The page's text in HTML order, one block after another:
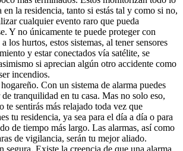
en la residencia, tanto si estás tal y como si no,
cualquier evento raro que pueda
Y no únicamente te puede proteger con
los hurtos, estos sistemas, al tener sensores
y estar conectados vía satélite, se
si aprecian algún otro accidente como
incendios.
Con un sistema de alarma puedes
tranquilidad en tu casa. Mas no solo eso,
te sentirás más relajado toda vez que
tu residencia, ya sea para el día a día o para
de tiempo más largo. Las alarmas, así como
de vigilancia, serán tu mejor aliado.
segura. Existe la creencia de que una alarma